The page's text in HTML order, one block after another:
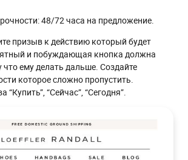
48/72 часа на предложение.
призыв к действию который будет
и побуждающая кнопка должна
что ему делать дальше. Создайте
которое сложно пропустить.
“Купить”, “Сейчас”, “Сегодня”.